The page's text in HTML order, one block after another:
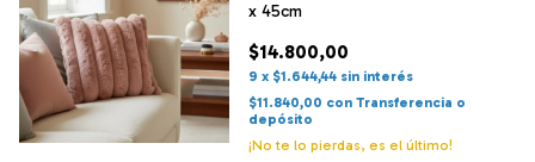
x 45cm
$14.800,00
9 x $1.644,44 sin interés
$11.840,00 con Transferencia o
depósito
¡No te lo pierdas, es el último!